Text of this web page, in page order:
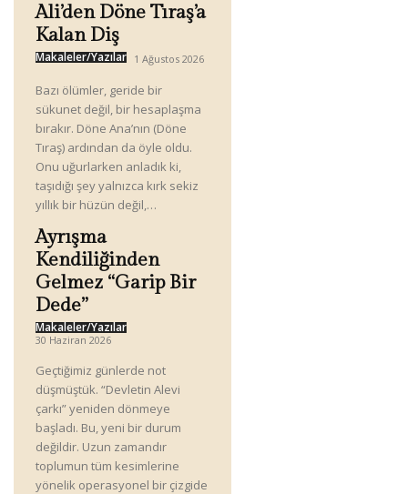
Ali’den Döne Tıraş’a
Kalan Diş
Makaleler/Yazılar 1 Ağustos 2026
Bazı ölümler, geride bir
sükunet değil, bir hesaplaşma
bırakır. Döne Ana’nın (Döne
Tıraş) ardından da öyle oldu.
Onu uğurlarken anladık ki,
taşıdığı şey yalnızca kırk sekiz
yıllık bir hüzün değil,…
Ayrışma
Kendiliğinden
Gelmez “Garip Bir
Dede”
Makaleler/Yazılar
30 Haziran 2026
Geçtiğimiz günlerde not
düşmüştük. “Devletin Alevi
çarkı” yeniden dönmeye
başladı. Bu, yeni bir durum
değildir. Uzun zamandır
toplumun tüm kesimlerine
yönelik operasyonel bir çizgide